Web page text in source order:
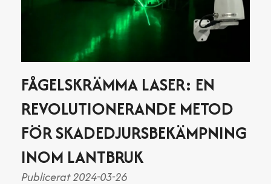
FÅGELSKRÄMMA LASER: EN
REVOLUTIONERANDE METOD
FÖR SKADEDJURSBEKÄMPNING
INOM LANTBRUK
Publicerat 2024-03-26